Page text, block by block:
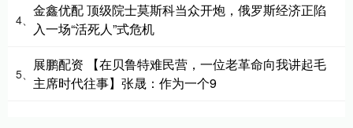
4、
金鑫优配 顶级院士莫斯科当众开炮，俄罗斯经济正陷
入一场“活死人”式危机
5、
展鹏配资 【在贝鲁特难民营，一位老革命向我讲起毛
主席时代往事】张晟：作为一个9